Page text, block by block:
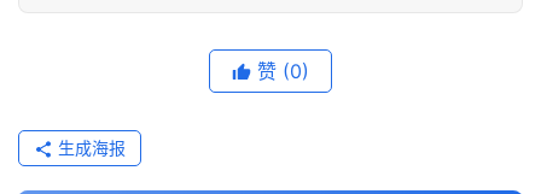
赞 (0)
生成海报